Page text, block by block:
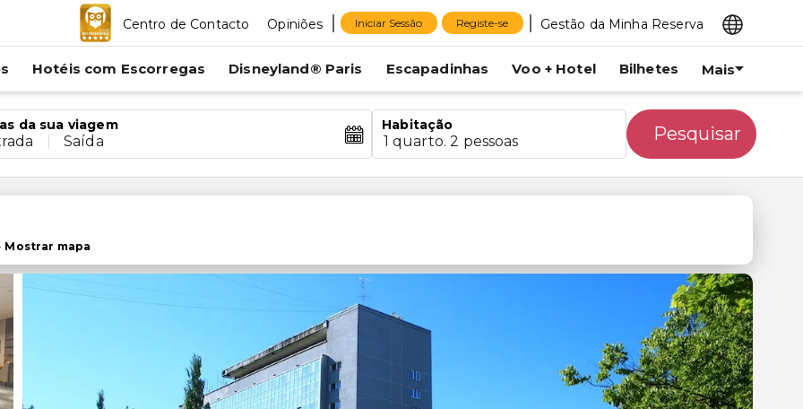
Centro de Contacto Opiniões Iniciar Sessão Registe-se Gestão da Minha Reserva
Hotéis com Escorregas Disneyland® Paris Escapadinhas Voo + Hotel Bilhetes Mais
da sua viagem
Saída
Habitação
1 quarto. 2 pessoas Pesquisar
Mostrar mapa